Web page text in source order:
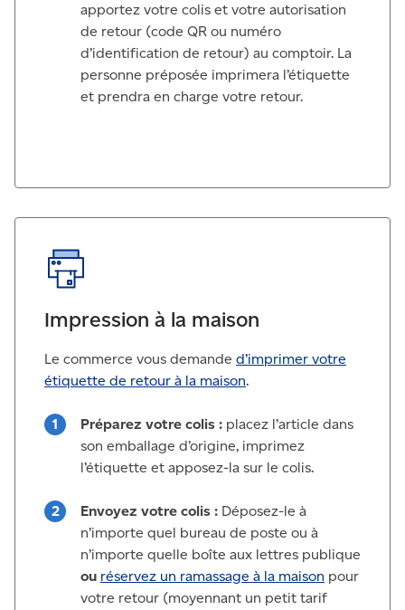
apportez votre colis et votre autorisation
de retour (code QR ou numéro
d’identification de retour) au comptoir. La
personne préposée imprimera l’étiquette
et prendra en charge votre retour.
Impression à la maison
Le commerce vous demande d’imprimer votre
étiquette de retour à la maison.
Préparez votre colis : placez l’article dans
son emballage d’origine, imprimez
l’étiquette et apposez-la sur le colis.
Envoyez votre colis : Déposez-le à
n’importe quel bureau de poste ou à
n’importe quelle boîte aux lettres publique
ou réservez un ramassage à la maison pour
votre retour (moyennant un petit tarif